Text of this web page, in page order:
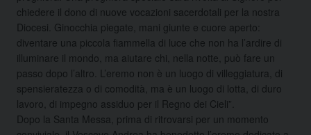
chiedere il dono di nuove vocazioni sacerdotali per la nostra
Diocesi. Ginocchia piegate, mani giunte e cuore aperto:
diventare una piccola fiammella di luce che non ha l’ardire di
illuminare il mondo, ma aiutare chi, nella notte, può fare un
passo dopo l’altro. L’eremo non è un luogo di villeggiatura, di
spensieratezza o di comodità, ma è un luogo di lotta, di duro
lavoro, di impegno assiduo per il Regno dei Cieli”.
Dopo la Santa Messa, prima di ritrovarsi per un momento